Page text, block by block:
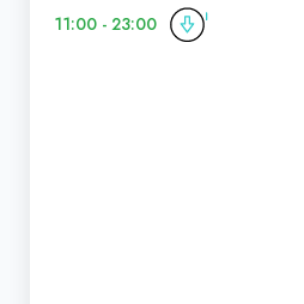
11:00 - 23:00